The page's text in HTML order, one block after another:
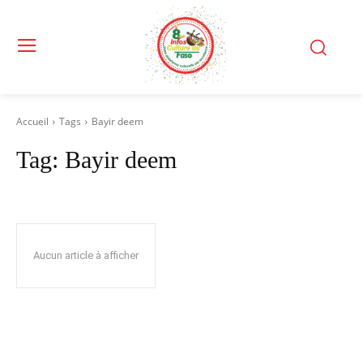
Accueil Tags Bayir deem
Tag: Bayir deem
Aucun article à afficher